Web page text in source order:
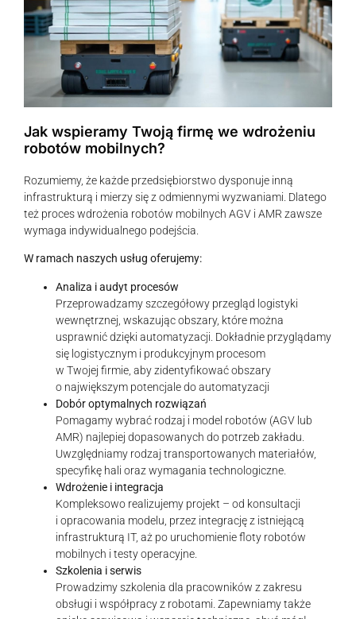
Jak wspieramy Twoją firmę we wdrożeniu
robotów mobilnych?
Rozumiemy, że każde przedsiębiorstwo dysponuje inną
infrastrukturą i mierzy się z odmiennymi wyzwaniami. Dlatego
też proces wdrożenia robotów mobilnych AGV i AMR zawsze
wymaga indywidualnego podejścia.
W ramach naszych usług oferujemy:
Analiza i audyt procesów
Przeprowadzamy szczegółowy przegląd logistyki
wewnętrznej, wskazując obszary, które można
usprawnić dzięki automatyzacji. Dokładnie przyglądamy
się logistycznym i produkcyjnym procesom
w Twojej firmie, aby zidentyfikować obszary
o największym potencjale do automatyzacji
Dobór optymalnych rozwiązań
Pomagamy wybrać rodzaj i model robotów (AGV lub
AMR) najlepiej dopasowanych do potrzeb zakładu.
Uwzględniamy rodzaj transportowanych materiałów,
specyfikę hali oraz wymagania technologiczne.
Wdrożenie i integracja
Kompleksowo realizujemy projekt – od konsultacji
i opracowania modelu, przez integrację z istniejącą
infrastrukturą IT, aż po uruchomienie floty robotów
mobilnych i testy operacyjne.
Szkolenia i serwis
Prowadzimy szkolenia dla pracowników z zakresu
obsługi i współpracy z robotami. Zapewniamy także